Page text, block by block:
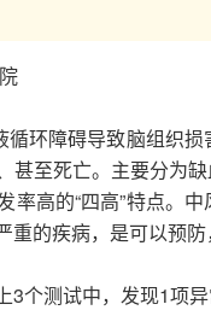
循环障碍导致脑组织
甚至死亡。主要分为
率高的“四高”特点。
的疾病，是可以预
个测试中，发现1项